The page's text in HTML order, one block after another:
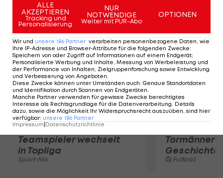
Mehr zum Thema
Karrieresprung! ÖVV-
Teamspieler wechselt
in Topliga
Sport-Mix
Tormänner
Geschichte
Fußball
ALLE
AKZEPTIEREN
Tracking und
Personalisierung
NUR
NOTWENDIGE
Weiter mit PUR-Abo
OPTIONEN
Wir und unsere 186 Partner verarbeiten personenbezogene Daten, wie
Ihre IP-Adresse und Browser-Attribute für die folgenden Zwecke:
Speichern von oder Zugriff auf Informationen auf einem Endgerät;
Personalisierte Werbung und Inhalte, Messung von Werbeleistung und
der Performance von Inhalten, Zielgruppenforschung sowie Entwicklung
und Verbesserung von Angeboten.
Diese Zwecke können unter Umständen auch: Genaue Standortdaten
und Identifikation durch Scannen von Endgeräten.
Manche Partner verwenden für gewisse Zwecke berechtigtes
Interesse als Rechtsgrundlage für die Datenverarbeitung. Details
dazu, sowie die Möglichkeit Ihr Widerspruchsrecht auszuüben, sind hier
verfügbar: unsere 186 Partner
Impressum Datenschutzrichtlinie